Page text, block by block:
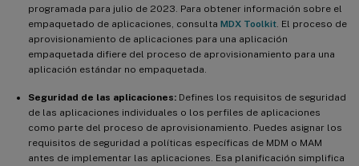
programada para julio de 2023. Para obtener información sobre el
empaquetado de aplicaciones, consulta MDX Toolkit . El proceso de
aprovisionamiento de aplicaciones para una aplicación
empaquetada difiere del proceso de aprovisionamiento para una
aplicación estándar no empaquetada.
Seguridad de las aplicaciones: Defines los requisitos de seguridad
de las aplicaciones individuales o los perfiles de aplicaciones
como parte del proceso de aprovisionamiento. Puedes asignar los
requisitos de seguridad a políticas específicas de MDM o MAM
antes de implementar las aplicaciones. Esa planificación simplifica